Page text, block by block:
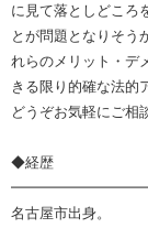
に見て落としどころ
とが問題となりそう
れらのメリット・デ
きる限り的確な法的
どうぞお気軽にご相
◆経歴
名古屋市出身。